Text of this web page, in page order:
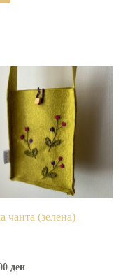
чанта (зелена)
ден